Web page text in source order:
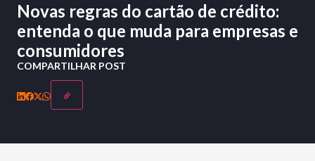
Novas regras do cartão de crédito:
entenda o que muda para empresas e
consumidores
COMPARTILHAR POST